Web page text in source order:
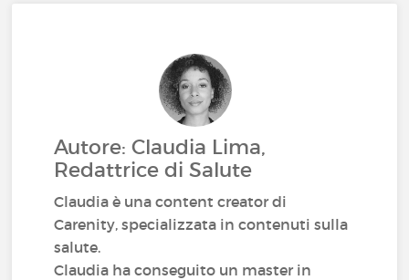
Autore: Claudia Lima,
Redattrice di Salute
Claudia è una content creator di
Carenity, specializzata in contenuti sulla
salute.
Claudia ha conseguito un master in